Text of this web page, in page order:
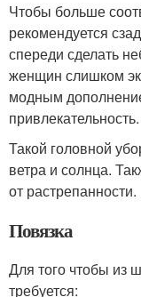
Чтобы больше
рекомендуется
спереди сделать
женщин слишком
модным
привлекательность.
Такой головной
ветра и солнца.
от растрепанности.
Повязка
Для того чтобы из
требуется: